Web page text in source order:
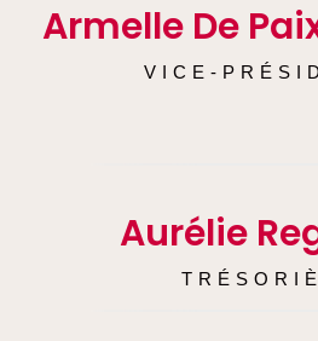
Armelle De
VICE-
Aurélie